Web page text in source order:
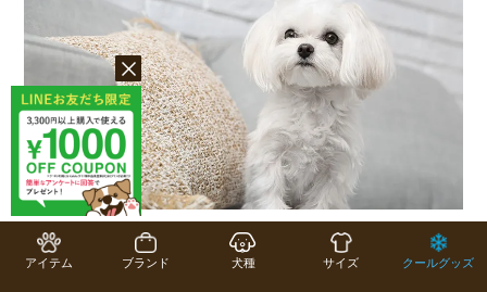
アイテム ブランド 犬種 サイズ クールグッズ
マルチーズの気の強さは愛情深さの現れ！気になる性格としつけのポ
イント、あると便利なアイテムをご紹介